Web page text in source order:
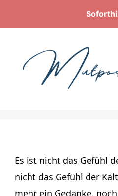
springen
Es ist nicht das Gefühl
nicht das Gefühl der
mehr ein Gedanke,